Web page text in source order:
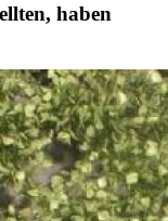
haben